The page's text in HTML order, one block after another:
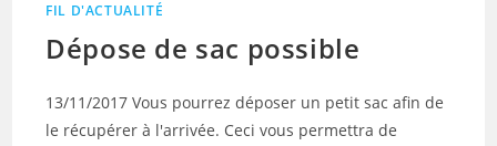
FIL D'ACTUALITÉ
Dépose de sac possible
13/11/2017 Vous pourrez déposer un petit sac afin de
le récupérer à l'arrivée. Ceci vous permettra de